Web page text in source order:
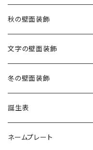
秋の壁面装飾
文字の壁面装飾
冬の壁面装飾
誕生表
ネームプレート